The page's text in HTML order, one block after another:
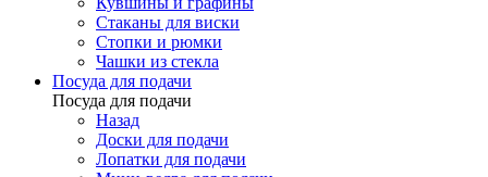
Стаканы для виски
Стопки и рюмки
Чашки из стекла
Посуда для подачи
Посуда для подачи
Назад
Доски для подачи
Лопатки для подачи